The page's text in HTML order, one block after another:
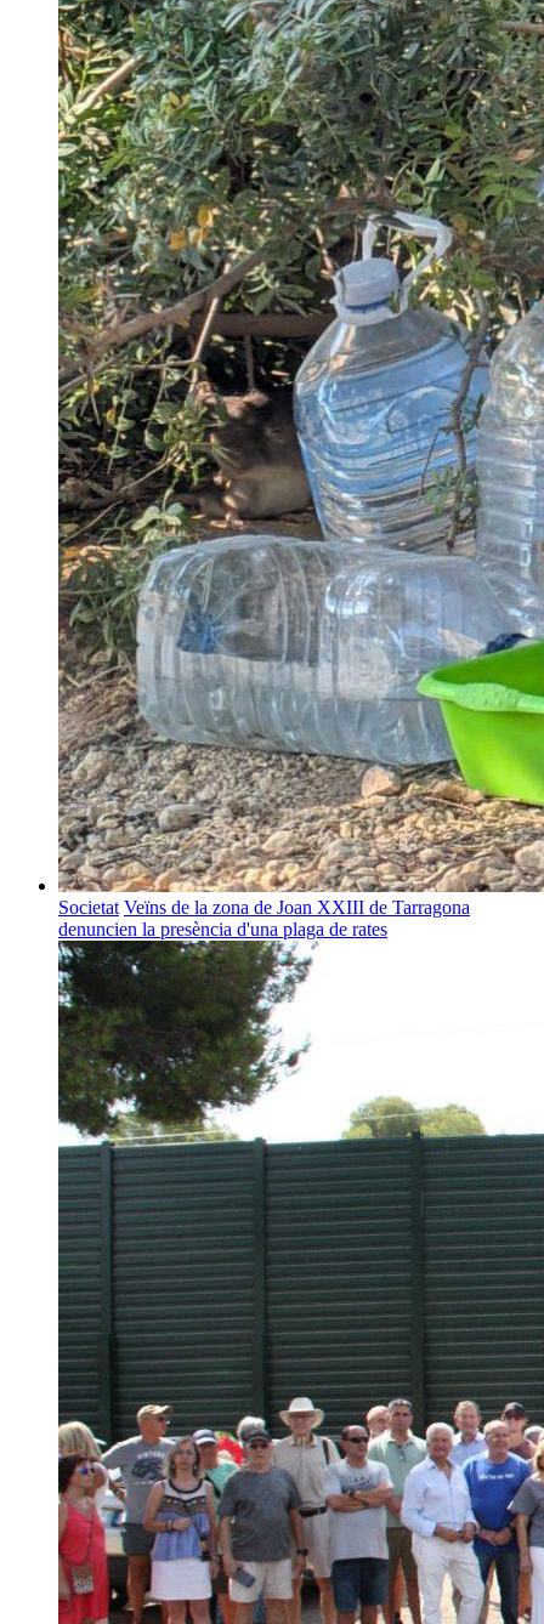
Societat Veïns de la zona de Joan XXIII de Tarragona
denuncien la presència d'una plaga de rates